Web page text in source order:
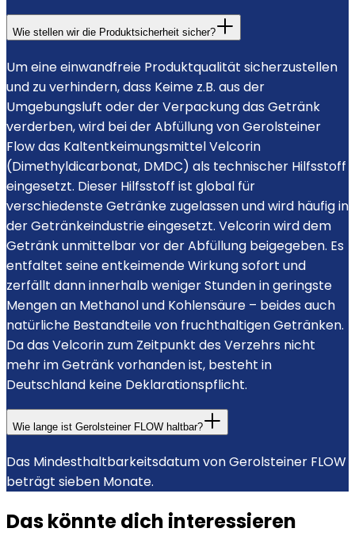
Wie stellen wir die Produktsicherheit sicher?
Um eine einwandfreie Produktqualität sicherzustellen
und zu verhindern, dass Keime z.B. aus der
Umgebungsluft oder der Verpackung das Getränk
verderben, wird bei der Abfüllung von Gerolsteiner
Flow das Kaltentkeimungsmittel Velcorin
(Dimethyldicarbonat, DMDC) als technischer Hilfsstoff
eingesetzt. Dieser Hilfsstoff ist global für
verschiedenste Getränke zugelassen und wird häufig in
der Getränkeindustrie eingesetzt. Velcorin wird dem
Getränk unmittelbar vor der Abfüllung beigegeben. Es
entfaltet seine entkeimende Wirkung sofort und
zerfällt dann innerhalb weniger Stunden in geringste
Mengen an Methanol und Kohlensäure – beides auch
natürliche Bestandteile von fruchthaltigen Getränken.
Da das Velcorin zum Zeitpunkt des Verzehrs nicht
mehr im Getränk vorhanden ist, besteht in
Deutschland keine Deklarationspflicht.
Wie lange ist Gerolsteiner FLOW haltbar?
Das Mindesthaltbarkeitsdatum von Gerolsteiner FLOW
beträgt sieben Monate.
Das könnte dich interessieren